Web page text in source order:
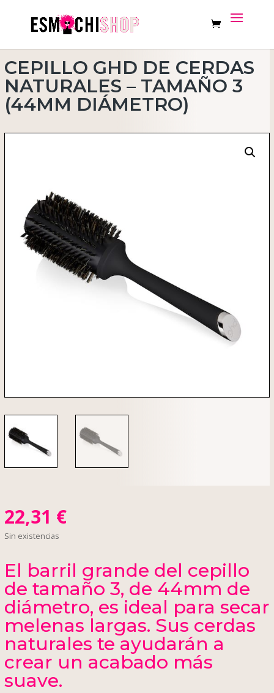
CEPILLO GHD DE CERDAS
NATURALES – TAMAÑO 3
(44MM DIÁMETRO)
22,31 €
Sin existencias
El barril grande del cepillo
de tamaño 3, de 44mm de
diámetro, es ideal para secar
melenas largas. Sus cerdas
naturales te ayudarán a
crear un acabado más
suave.